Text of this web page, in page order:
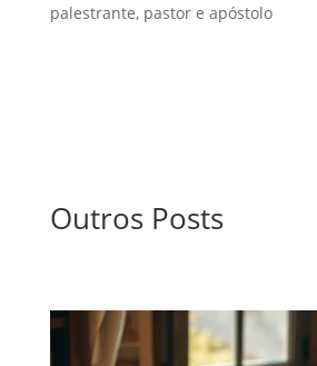
palestrante, pastor e apóstolo
Outros Posts